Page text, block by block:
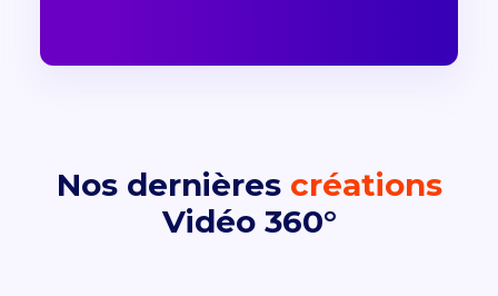
Nos dernières créations
Vidéo 360°